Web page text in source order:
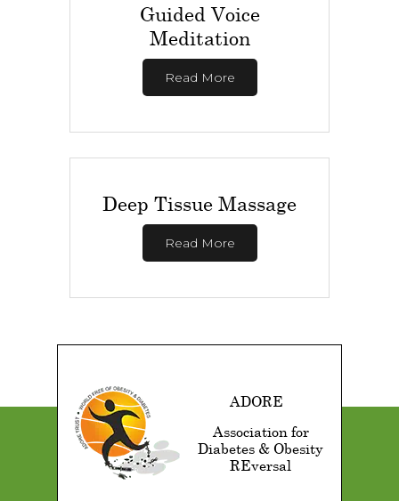
Guided Voice
Meditation
Read More
Deep Tissue Massage
Read More
ADORE
Association for
Diabetes & Obesity
REversal